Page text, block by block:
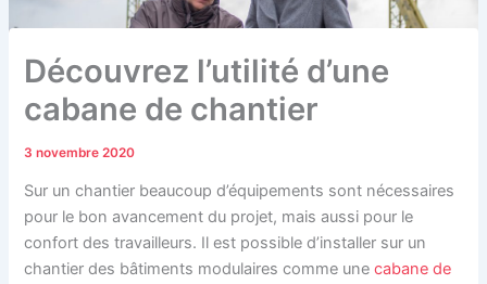
Découvrez l’utilité d’une
cabane de chantier
3 novembre 2020
Sur un chantier beaucoup d’équipements sont nécessaires
pour le bon avancement du projet, mais aussi pour le
confort des travailleurs. Il est possible d’installer sur un
chantier des bâtiments modulaires comme unecabane de